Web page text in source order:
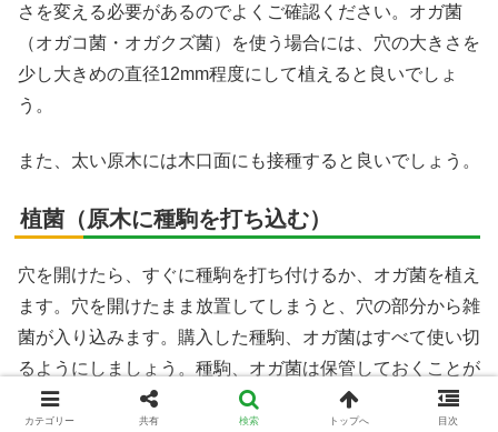
さを変える必要があるのでよくご確認ください。オガ菌
（オガコ菌・オガクズ菌）を使う場合には、穴の大きさを
少し大きめの直径12mm程度にして植えると良いでしょ
う。
また、太い原木には木口面にも接種すると良いでしょう。
植菌（原木に種駒を打ち込む）
穴を開けたら、すぐに種駒を打ち付けるか、オガ菌を植え
ます。穴を開けたまま放置してしまうと、穴の部分から雑
菌が入り込みます。購入した種駒、オガ菌はすべて使い切
るようにしましょう。種駒、オガ菌は保管しておくことが
難しいため、そのシーズンで使い切ります。余りそうであ
カテゴリー 共有 検索 トップへ 目次